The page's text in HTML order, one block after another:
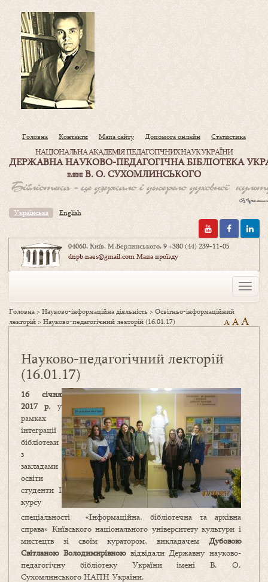
Головна Контакти Мапа сайту Допомога онлайн Статистика
НАЦІОНАЛЬНА АКАДЕМІЯ ПЕДАГОГІЧНИХ НАУК УКРАЇНИ
ДЕРЖАВНА НАУКОВО-ПЕДАГОГІЧНА БІБЛІОТЕКА
ІМЕНІВ. О. СУХОМЛИНСЬКОГО
Українська English
04060, Київ, М.Берлинського, 9+380 (44) 239-11-05
dnpb.naes@gmail.comМапа проїзду
Toggle
Головна >Науково-інформаційна діяльність >Освітньо-інформаційний
лекторій >Науково-педагогічний лекторій (16.01.17) A AA
Науково-педагогічний лекторій
(16.01.17)
16 січня
2017 р. у
рамках
інтеграції
бібліотеки
з
закладами
освіти
студенти І
курсу
спеціальності «Інформаційна, бібліотечна та архівна
справа» Київського національного університету культури і
мистецтв зі своїм куратором, викладачем Дубовою
Світланою Володимирівноювідвідали Державну науково-
педагогічну бібліотеку України імені В. О.
Сухомлинського НАПН України.